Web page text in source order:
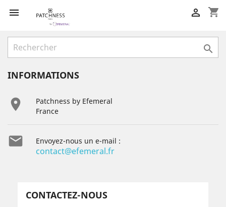
 shopping_cart


INFORMATIONS

Patchness by Efemeral
France
 Envoyez-nous un e-mail :
contact@efemeral.fr
CONTACTEZ-NOUS